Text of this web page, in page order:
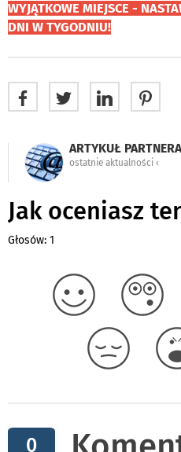
WYJĄTKOWE MIEJSCE -
DNI W TYGODNIU!
ARTYKUŁ PARTNERA
ostatnie aktualności ‹
Jak oceniasz
Głosów: 1
0